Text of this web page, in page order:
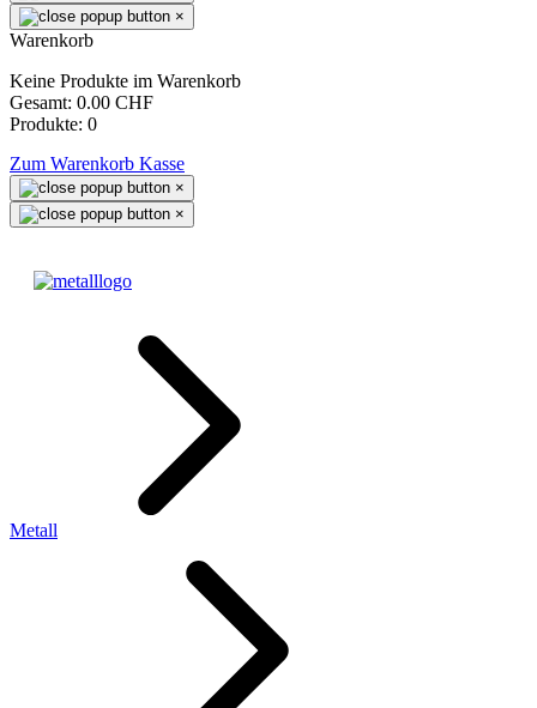
×
Warenkorb
Keine Produkte im Warenkorb
Gesamt: 0.00 CHF
Produkte: 0
Zum Warenkorb Kasse
×
×
Metall